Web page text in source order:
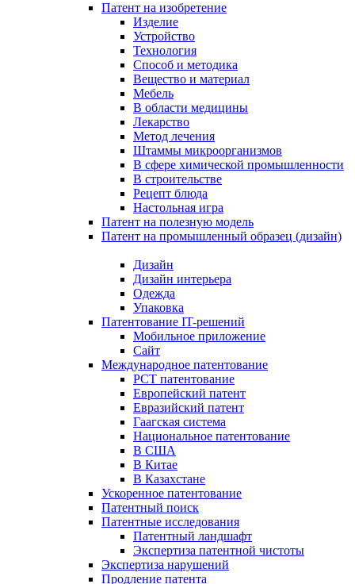
Патент на изобретение
Изделие
Устройство
Технология
Способ и методика
Вещество и материал
Мебель
В области медицины
Лекарство
Метод лечения
Штаммы микроорганизмов
В сфере химической промышленности
В строительстве
Рецепт блюда
Настольная игра
Патент на полезную модель
Патент на промышленный образец (дизайн)
Дизайн
Дизайн интерьера
Одежда
Упаковка
Патентование IT-решений
Мобильное приложение
Сайт
Международное патентование
PCT патентование
Европейский патент
Евразийский патент
Гаагская система
Национальное патентование
В США
В Китае
В Казахстане
Ускоренное патентование
Патентный поиск
Патентные исследования
Патентный ландшафт
Экспертиза патентной чистоты
Экспертиза нарушений
Продление патента